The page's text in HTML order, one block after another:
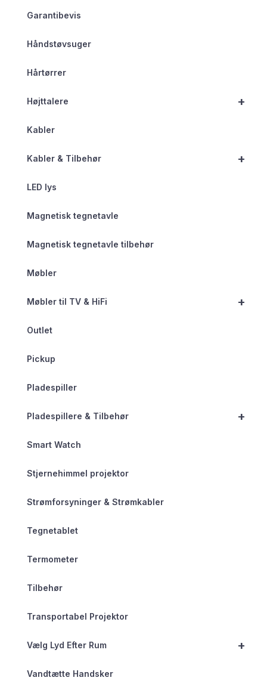
Garantibevis
Håndstøvsuger
Hårtørrer
+
Højttalere
Kabler
+
Kabler & Tilbehør
LED lys
Magnetisk tegnetavle
Magnetisk tegnetavle tilbehør
Møbler
+
Møbler til TV & HiFi
Outlet
Pickup
Pladespiller
+
Pladespillere & Tilbehør
Smart Watch
Stjernehimmel projektor
Strømforsyninger & Strømkabler
Tegnetablet
Termometer
Tilbehør
Transportabel Projektor
+
Vælg Lyd Efter Rum
Vandtætte Handsker